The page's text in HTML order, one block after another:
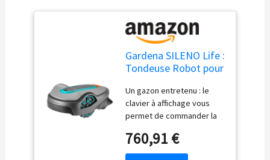
Gardena SILENO Life :
Tondeuse Robot pour
1000 m², Fonction
Easy-Passage, pentes
jusqu'à 35%,
Silencieux, Version
FR/NL (15102-26)
Un gazon entretenu : le
clavier à affichage vous
permet de commander la
confortablement, pour des
surfaces de pelouse
760,91 €